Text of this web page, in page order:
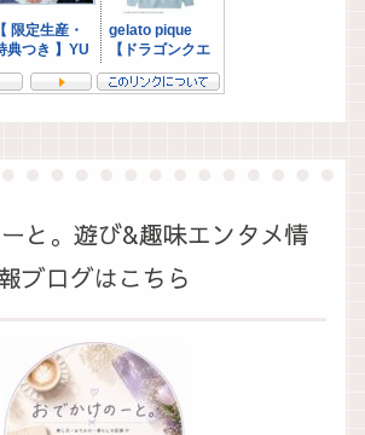
と。遊び&趣味エンタメ情
ブログはこちら